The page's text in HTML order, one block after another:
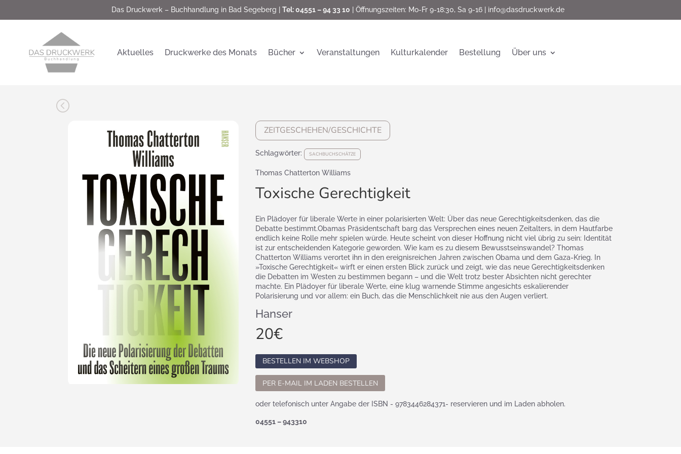
Das Druckwerk – Buchhandlung in Bad Segeberg | Tel: 04551 – 94 33 10 | Öffnungszeiten: Mo-Fr 9-18:30, Sa 9-16 | info@dasdruckwerk.de
Aktuelles Druckwerke des Monats Bücher Veranstaltungen Kulturkalender Bestellung Über uns
<
ZEITGESCHEHEN/GESCHICHTE
Schlagwörter: SACHBUCHSCHÄTZE
Thomas Chatterton Williams
Toxische Gerechtigkeit
Ein Plädoyer für liberale Werte in einer polarisierten Welt: Über das neue Gerechtigkeitsdenken, das die
Debatte bestimmt.Obamas Präsidentschaft barg das Versprechen eines neuen Zeitalters, in dem Hautfarbe
endlich keine Rolle mehr spielen würde. Heute scheint von dieser Hoffnung nicht viel übrig zu sein: Identität
ist zur entscheidenden Kategorie geworden. Wie kam es zu diesem Bewusstseinswandel? Thomas
Chatterton Williams verortet ihn in den ereignisreichen Jahren zwischen Obama und dem Gaza-Krieg. In
»Toxische Gerechtigkeit« wirft er einen ersten Blick zurück und zeigt, wie das neue Gerechtigkeitsdenken
die Debatten im Westen zu bestimmen begann – und die Welt trotz bester Absichten nicht gerechter
machte. Ein Plädoyer für liberale Werte, eine klug warnende Stimme angesichts eskalierender
Polarisierung und vor allem: ein Buch, das die Menschlichkeit nie aus den Augen verliert.
Hanser
20€
BESTELLEN IM WEBSHOP
PER E-MAIL IM LADEN BESTELLEN
oder telefonisch unter Angabe der ISBN - 9783446284371- reservieren und im Laden abholen.
04551 – 943310